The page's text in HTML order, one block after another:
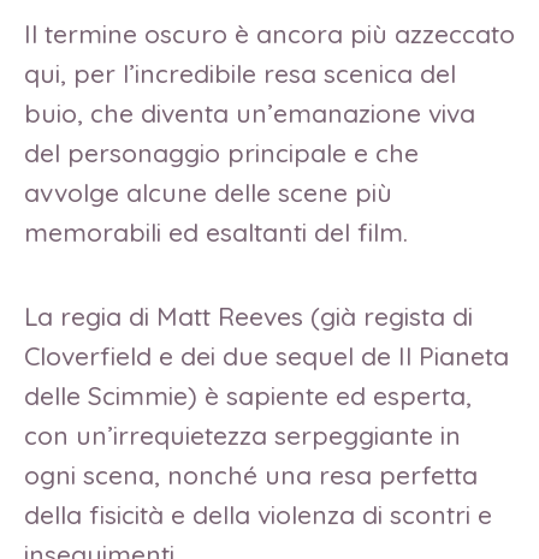
Il termine oscuro è ancora più azzeccato
qui, per l’incredibile resa scenica del
buio, che diventa un’emanazione viva
del personaggio principale e che
avvolge alcune delle scene più
memorabili ed esaltanti del film.
La regia di Matt Reeves (già regista di
Cloverfield e dei due sequel de Il Pianeta
delle Scimmie) è sapiente ed esperta,
con un’irrequietezza serpeggiante in
ogni scena, nonché una resa perfetta
della fisicità e della violenza di scontri e